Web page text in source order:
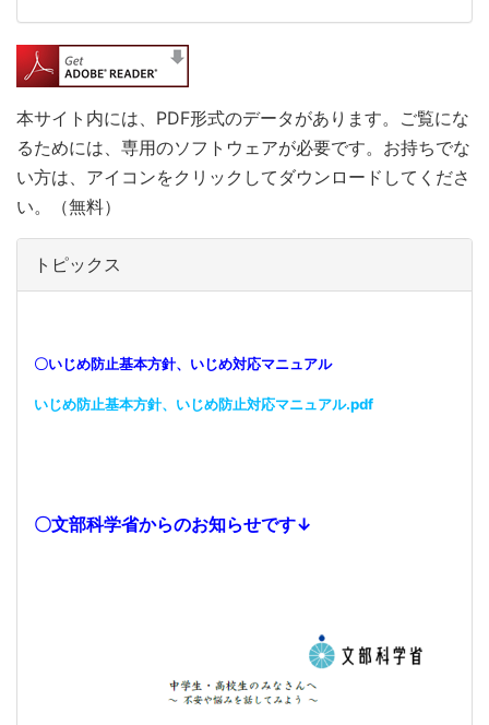
本サイト内には、PDF形式のデータがあります。ご覧にな
るためには、専用のソフトウェアが必要です。お持ちでな
い方は、アイコンをクリックしてダウンロードしてくださ
い。（無料）
トピックス
〇いじめ防止基本方針、いじめ対応マニュアル
いじめ防止基本方針、いじめ防止対応マニュアル.pdf
〇文部科学省からのお知らせです↓